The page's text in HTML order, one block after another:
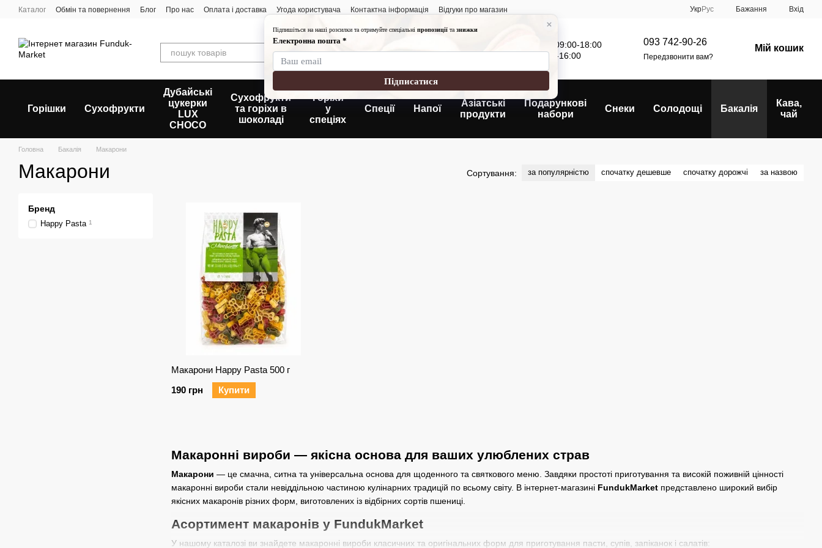
Перейти до основного контенту
Каталог Обмін та повернення Блог Про нас Оплата і доставка Угода користувача Контактна інформація Відгуки про магазин УкрРус Бажання Вхід
Графік роботи:
Понеділок-п'ятниця: 09:00-18:00
Субота-неділя: 10:00-16:00
093 742-90-26
Передзвонити вам?
Мій кошик
Горішки Сухофрукти
Дубайські
цукерки
LUX
CHOCO
Сухофрукти
та горіхи в
шоколаді
Горіхи
у
спеціях
Спеції Напої
Азіатські
продукти
Подарункові
набори
Снеки Солодощі Бакалія
Кава,
чай
Головна Бакалія Макарони
Макарони Сортування: за популярністю спочатку дешевше спочатку дорожчі за назвою
Макаронні вироби — якісна основа для ваших улюблених страв
Макарони — це смачна, ситна та універсальна основа для щоденного та святкового меню. Завдяки простоті приготування та високій поживній цінності
макаронні вироби стали невіддільною частиною кулінарних традицій по всьому світу. В інтернет-магазині FundukMarket представлено широкий вибір
якісних макаронів різних форм, виготовлених із відбірних сортів пшениці.
Асортимент макаронів у FundukMarket
У нашому каталозі ви знайдете макаронні вироби класичних та оригінальних форм для приготування пасти, супів, запіканок і салатів:
Макарони Happy Pasta 500 г
190 грн
Купити
Бренд
Happy Pasta 1